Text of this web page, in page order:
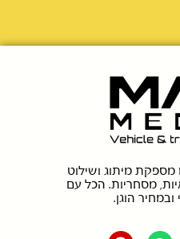
מיתוג ושילוט
מסחריות. הכל עם
ובמחיר הוגן.